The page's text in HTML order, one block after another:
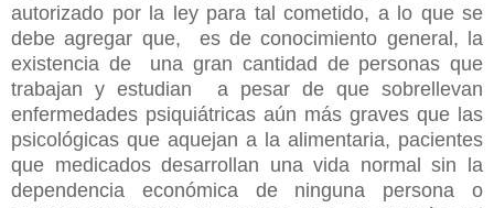
autorizado por la ley para tal cometido, a lo que se
debe agregar que, es de conocimiento general, la
existencia de una gran cantidad de personas que
trabajan y estudian a pesar de que sobrellevan
enfermedades psiquiátricas aún más graves que las
psicológicas que aquejan a la alimentaria, pacientes
que medicados desarrollan una vida normal sin la
dependencia económica de ninguna persona o